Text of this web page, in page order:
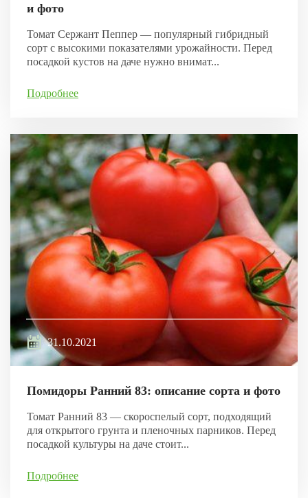
и фото
Томат Сержант Пеппер — популярный гибридный
сорт с высокими показателями урожайности. Перед
посадкой кустов на даче нужно внимат...
Подробнее
31.10.2021
Помидоры Ранний 83: описание сорта и фото
Томат Ранний 83 — скороспелый сорт, подходящий
для открытого грунта и пленочных парников. Перед
посадкой культуры на даче стоит...
Подробнее